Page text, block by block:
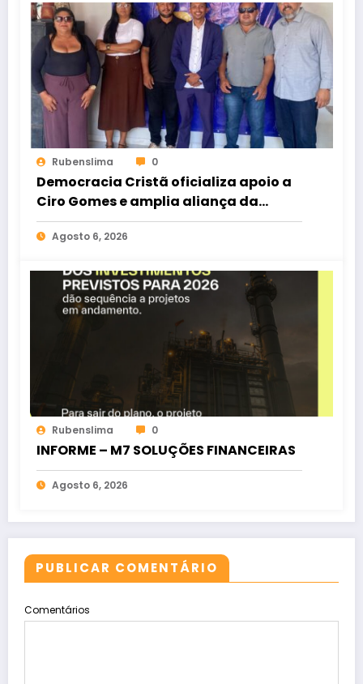
Rubenslima 0
Democracia Cristã oficializa apoio a
Ciro Gomes e amplia aliança da
oposição no Ceará
Agosto 6, 2026
Rubenslima 0
INFORME – M7 SOLUÇÕES FINANCEIRAS
Agosto 6, 2026
PUBLICAR COMENTÁRIO
Comentários